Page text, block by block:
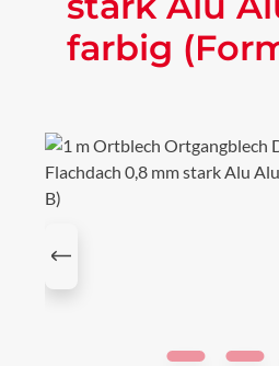
farbig
Bildergalerie überspringen